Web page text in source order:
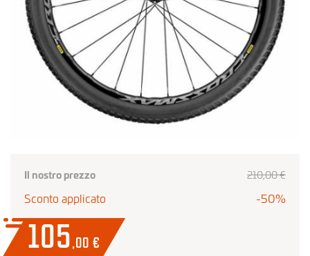
Il nostro prezzo 210,00 €
Sconto applicato -50%
105,00 €